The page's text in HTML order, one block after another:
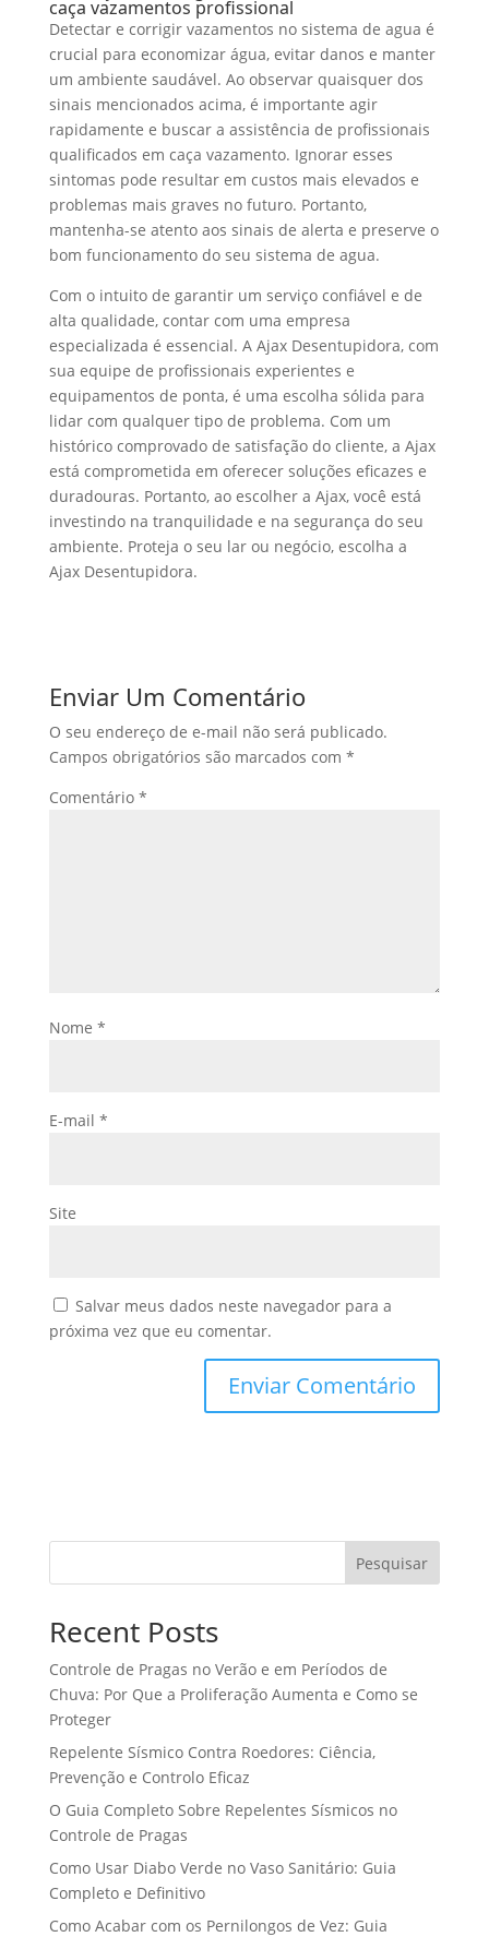
caça vazamentos profissional
Detectar e corrigir vazamentos no sistema de agua é
crucial para economizar água, evitar danos e manter
um ambiente saudável. Ao observar quaisquer dos
sinais mencionados acima, é importante agir
rapidamente e buscar a assistência de profissionais
qualificados em caça vazamento. Ignorar esses
sintomas pode resultar em custos mais elevados e
problemas mais graves no futuro. Portanto,
mantenha-se atento aos sinais de alerta e preserve o
bom funcionamento do seu sistema de agua.
Com o intuito de garantir um serviço confiável e de
alta qualidade, contar com uma empresa
especializada é essencial. A Ajax Desentupidora, com
sua equipe de profissionais experientes e
equipamentos de ponta, é uma escolha sólida para
lidar com qualquer tipo de problema. Com um
histórico comprovado de satisfação do cliente, a Ajax
está comprometida em oferecer soluções eficazes e
duradouras. Portanto, ao escolher a Ajax, você está
investindo na tranquilidade e na segurança do seu
ambiente. Proteja o seu lar ou negócio, escolha a
Ajax Desentupidora.
Enviar Um Comentário
O seu endereço de e-mail não será publicado.
Campos obrigatórios são marcados com *
Comentário *
Nome *
E-mail *
Site
Salvar meus dados neste navegador para a
próxima vez que eu comentar.
Pesquisar
Recent Posts
Controle de Pragas no Verão e em Períodos de
Chuva: Por Que a Proliferação Aumenta e Como se
Proteger
Repelente Sísmico Contra Roedores: Ciência,
Prevenção e Controlo Eficaz
O Guia Completo Sobre Repelentes Sísmicos no
Controle de Pragas
Como Usar Diabo Verde no Vaso Sanitário: Guia
Completo e Definitivo
Como Acabar com os Pernilongos de Vez: Guia